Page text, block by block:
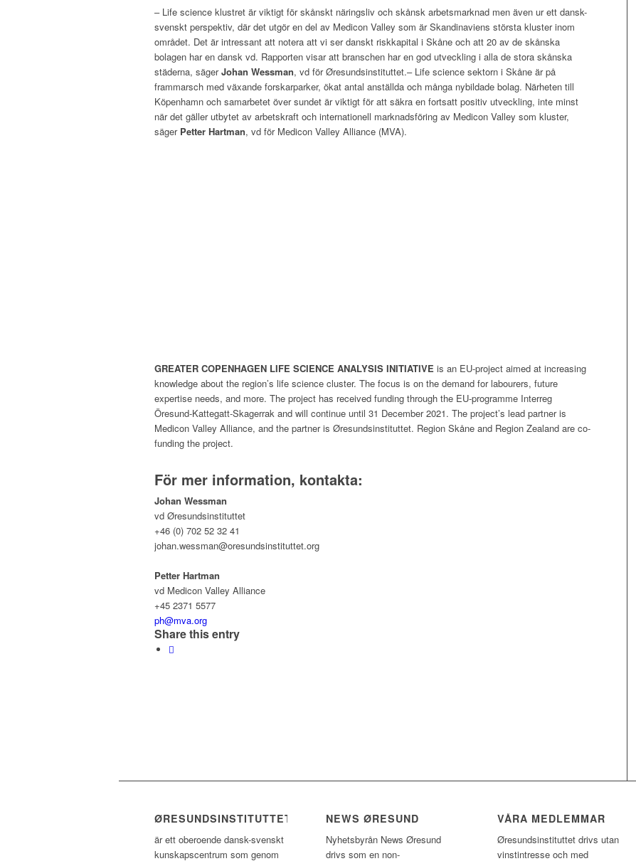
– Life science klustret är viktigt för skånskt näringsliv och skånsk arbetsmarknad men även ur ett dansk-
svenskt perspektiv, där det utgör en del av Medicon Valley som är Skandinaviens största kluster inom
området. Det är intressant att notera att vi ser danskt riskkapital i Skåne och att 20 av de skånska
bolagen har en dansk vd. Rapporten visar att branschen har en god utveckling i alla de stora skånska
städerna, sägerJohan Wessman, vd för Øresundsinstituttet.– Life science sektorn i Skåne är på
frammarsch med växande forskarparker, ökat antal anställda och många nybildade bolag. Närheten till
Köpenhamn och samarbetet över sundet är viktigt för att säkra en fortsatt positiv utveckling, inte minst
när det gäller utbytet av arbetskraft och internationell marknadsföring av Medicon Valley som kluster,
säger Petter Hartman, vd för Medicon Valley Alliance (MVA).
GREATER COPENHAGEN LIFE SCIENCE ANALYSIS INITIATIVE is an EU-project aimed at increasing
knowledge about the region’s life science cluster. The focus is on the demand for labourers, future
expertise needs, and more. The project has received funding through the EU-programme Interreg
Öresund-Kattegatt-Skagerrak and will continue until 31 December 2021. The project’s lead partner is
Medicon Valley Alliance, and the partner is Øresundsinstituttet. Region Skåne and Region Zealand are co-
funding the project.
För mer information, kontakta:
Johan Wessman
vd Øresundsinstituttet
+46 (0) 702 52 32 41
johan.wessman@oresundsinstituttet.org
Petter Hartman
vd Medicon Valley Alliance
+45 2371 5577
ph@mva.org
Share this entry
ØRESUNDSINSTITUTTET
är ett oberoende dansk-svenskt
kunskapscentrum som genom
NEWS ØRESUND
Nyhetsbyrån News Øresund
drivs som en non-
VÅRA MEDLEMMAR
Øresundsinstituttet drivs utan
vinst­intresse och med